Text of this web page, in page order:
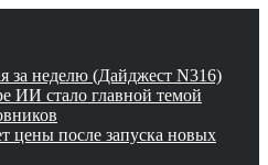
за неделю (Дайджест N316)
ИИ стало главной темой
цены после запуска новых